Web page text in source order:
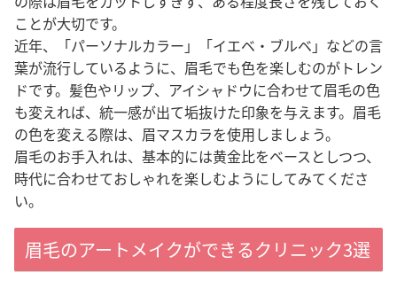
ことが大切です。
近年、「パーソナルカラー」「イエベ・ブルベ」などの言
葉が流行しているように、眉毛でも色を楽しむのがトレン
ドです。髪色やリップ、アイシャドウに合わせて眉毛の色
も変えれば、統一感が出て垢抜けた印象を与えます。眉毛
の色を変える際は、眉マスカラを使用しましょう。
眉毛のお手入れは、基本的には黄金比をベースとしつつ、
時代に合わせておしゃれを楽しむようにしてみてくださ
い。
眉毛のアートメイクができるクリニック3選